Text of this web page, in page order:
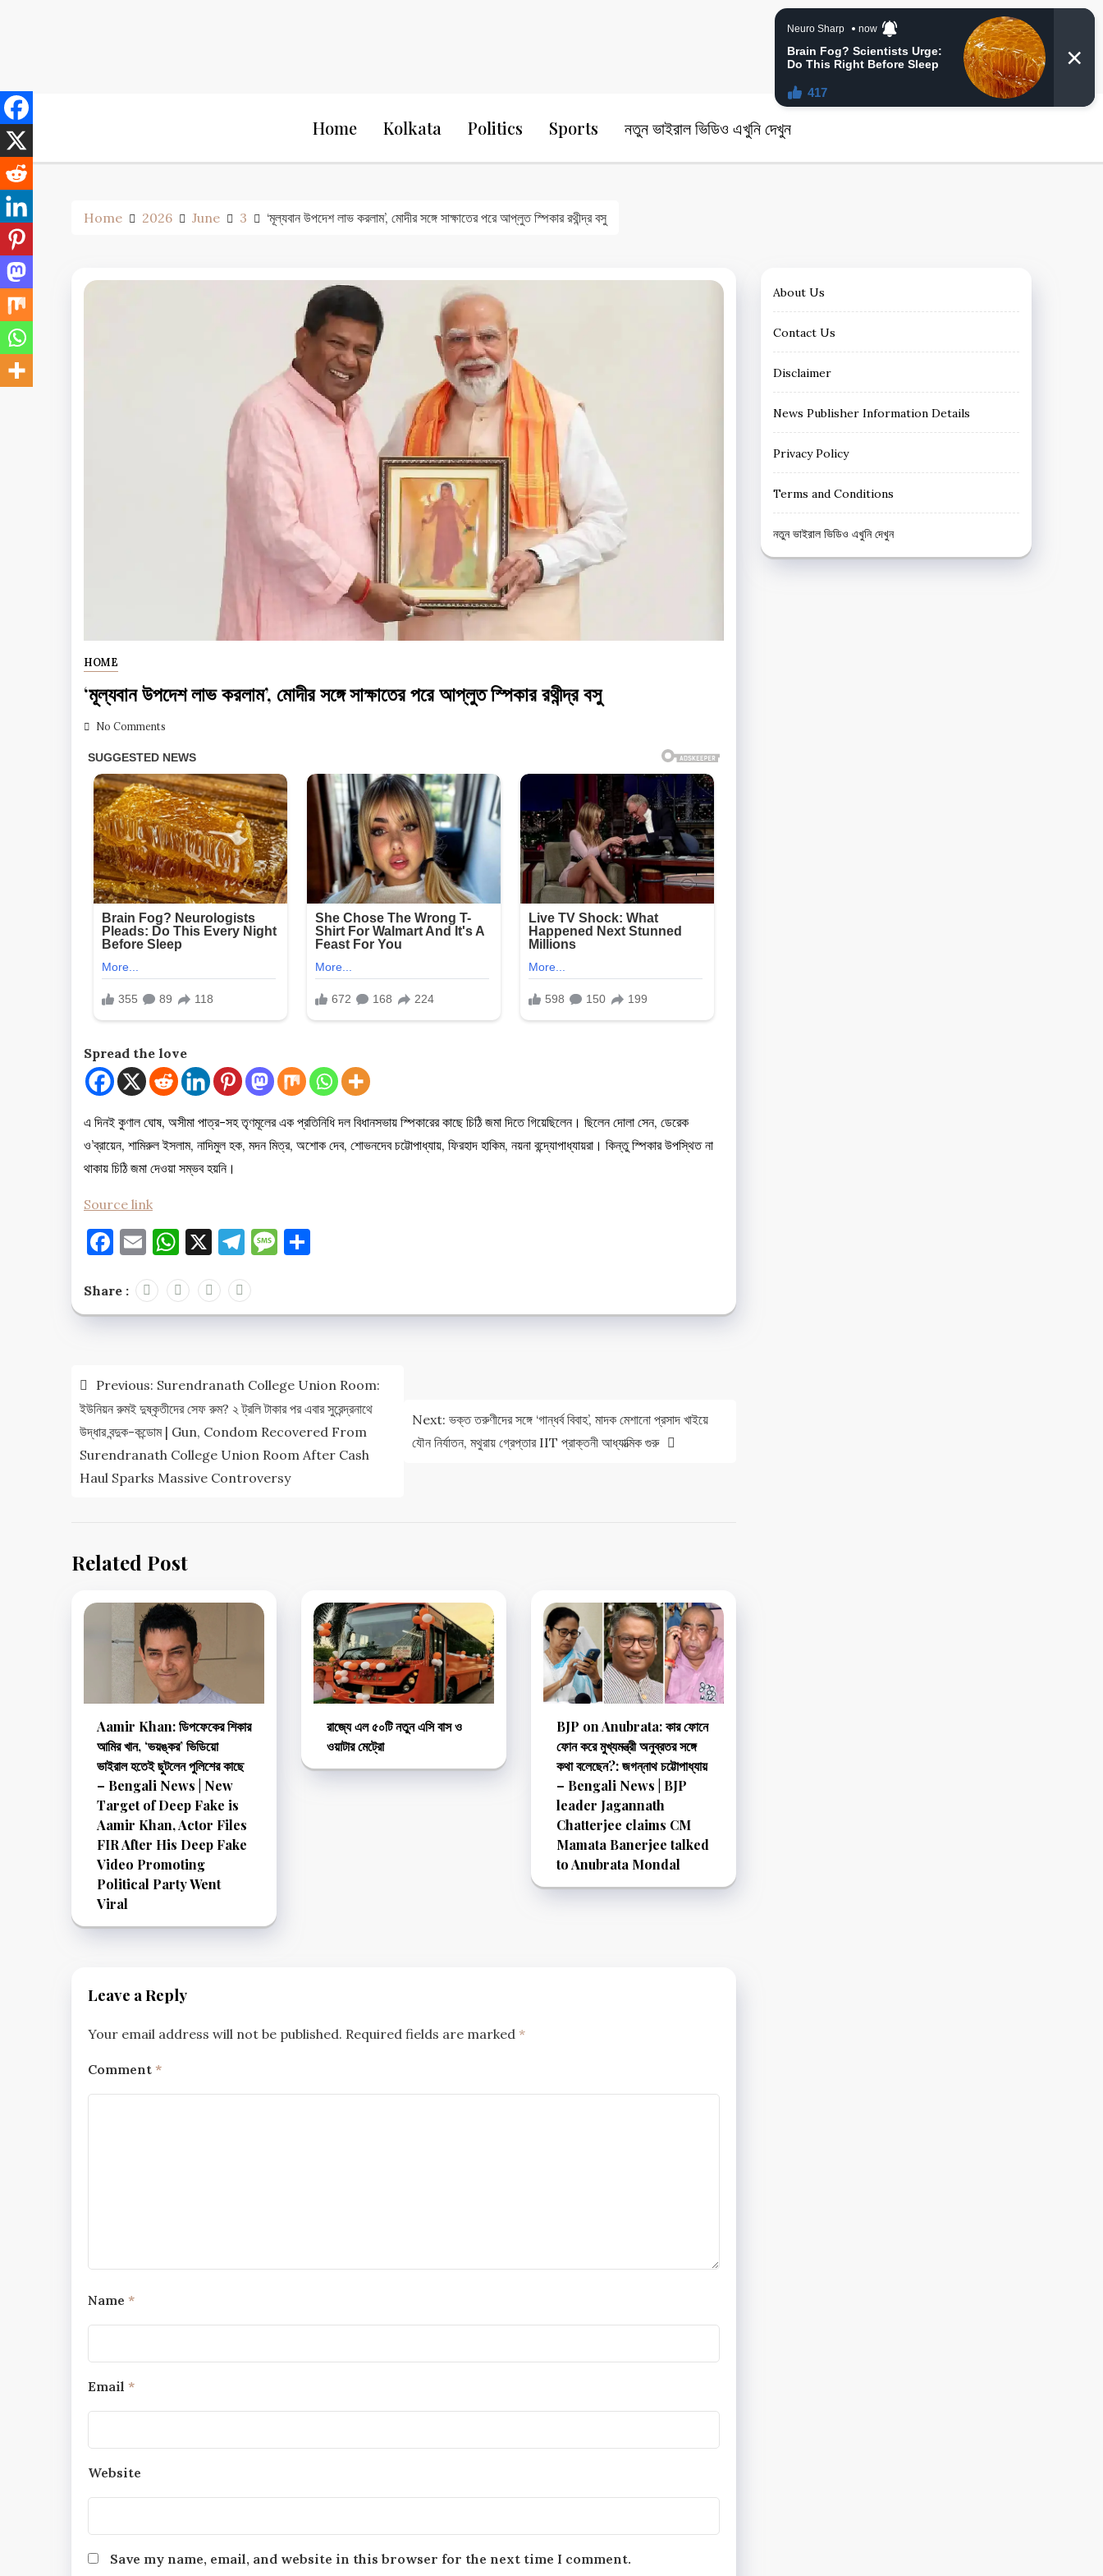
24 Ghanta Bangla News
Home Kolkata Politics Sports নতুন ভাইরাল ভিডিও এখুনি দেখুন
Home 2026 June 3 ‘মূল্যবান উপদেশ লাভ করলাম’, মোদীর সঙ্গে সাক্ষাতের পরে আপ্লুত স্পিকার রথীন্দ্র বসু
HOME
‘মূল্যবান উপদেশ লাভ করলাম’, মোদীর সঙ্গে সাক্ষাতের পরে আপ্লুত স্পিকার রথীন্দ্র বসু
No Comments
Spread the love
এ দিনই কুণাল ঘোষ, অসীমা পাত্র-সহ তৃণমূলের এক প্রতিনিধি দল বিধানসভায় স্পিকারের কাছে চিঠি জমা দিতে গিয়েছিলেন। ছিলেন দোলা সেন, ডেরেক
ও’ব্রায়েন, শামিরুল ইসলাম, নাদিমুল হক, মদন মিত্র, অশোক দেব, শোভনদেব চট্টোপাধ্যায়, ফিরহাদ হাকিম, নয়না বন্দ্যোপাধ্যায়রা। কিন্তু স্পিকার উপস্থিত না
থাকায় চিঠি জমা দেওয়া সম্ভব হয়নি।
Source link
Facebook
EmailWhatsApp
X Telegram
Message
Share :
Post
navigation
Previous: Surendranath College Union Room:
ইউনিয়ন রুমই দুষ্কৃতীদের সেফ রুম? ২ ট্রলি টাকার পর এবার সুরেন্দ্রনাথে
উদ্ধার বন্দুক-কন্ডোম | Gun, Condom Recovered From
Surendranath College Union Room After Cash
Haul Sparks Massive Controversy
Next: ভক্ত তরুণীদের সঙ্গে ‘গান্ধর্ব বিবাহ’, মাদক মেশানো প্রসাদ খাইয়ে
যৌন নির্যাতন, মথুরায় গ্রেপ্তার IIT প্রাক্তনী আধ্যাত্মিক গুরু
Related Post
Aamir Khan: ডিপফেকের শিকার
আমির খান, ‘ভয়ঙ্কর’ ভিডিয়ো
ভাইরাল হতেই ছুটলেন পুলিশের কাছে
– Bengali News | New
Target of Deep Fake is
Aamir Khan, Actor Files
FIR After His Deep Fake
Video Promoting
Political Party Went
Viral
রাজ্যে এল ৫০টি নতুন এসি বাস ও
ওয়াটার মেট্রো
BJP on Anubrata: কার ফোনে
ফোন করে মুখ্যমন্ত্রী অনুব্রতর সঙ্গে
কথা বলেছেন?: জগন্নাথ চট্টোপাধ্যায়
– Bengali News | BJP
leader Jagannath
Chatterjee claims CM
Mamata Banerjee talked
to Anubrata Mondal
Leave a Reply
Your email address will not be published. Required fields are marked *
Comment *
Name *
Email *
Website
Save my name, email, and website in this browser for the next time I comment.
About Us
Contact Us
Disclaimer
News Publisher Information Details
Privacy Policy
Terms and Conditions
নতুন ভাইরাল ভিডিও এখুনি দেখুন